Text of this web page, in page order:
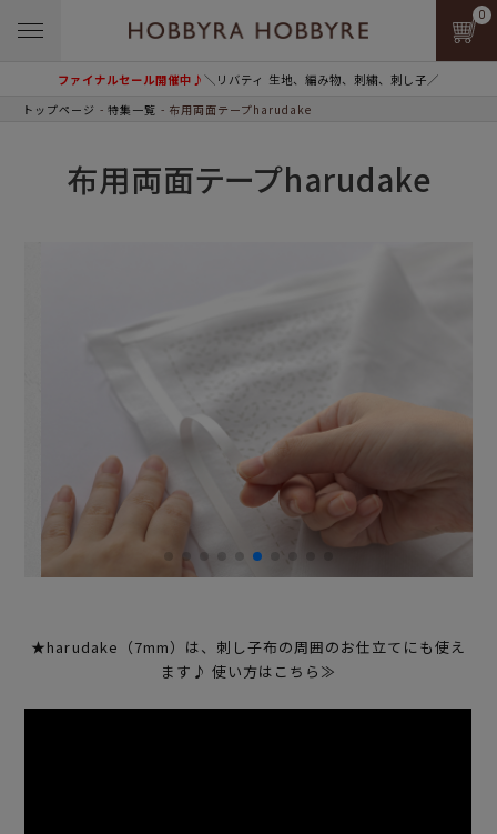
ファイナルセール開催中♪＼リバティ 生地、編み物、刺繍、刺し子／
0
トップページ 特集一覧 布用両面テープharudake
布用両面テープharudake
★harudake（7mm）は、刺し子布の周囲のお仕立てにも使え
ます♪ 使い方はこちら≫